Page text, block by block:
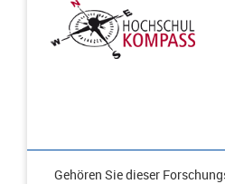
Gehören Sie dieser